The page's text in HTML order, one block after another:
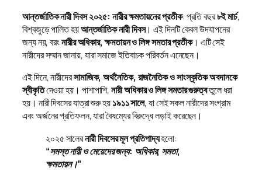
আন্তর্জাতিক নারী দিবস ২০২৫: নারীর ক্ষমতায়নের প্রতীক: প্রতি বছর৮ই মার্চ,
বিশ্বজুড়ে পালিত হয়আন্তর্জাতিক নারী দিবস। এই দিনটি কেবল উদযাপনের
জন্য নয়, বরংনারীর অধিকার, ক্ষমতায়ন ও লিঙ্গ সমতার প্রতীক। এটি সেই
নারীদের সম্মান জানায়, যারা সমাজে ইতিবাচক পরিবর্তন এনেছেন।
এই দিনে, নারীদেরসামাজিক, অর্থনৈতিক, রাজনৈতিক ও সাংস্কৃতিক অবদানকে
স্বীকৃতিদেওয়া হয়। পাশাপাশি,নারী অধিকার ও লিঙ্গ সমতার গুরুত্বতুলে ধরা
হয়। নারী দিবসের যাত্রা শুরু হয়১৯১১ সালে, যা সেই সকল নারীদের সংগ্রাম
এবং অর্জনের প্রতিফলন, যারা বৈষম্যের বিরুদ্ধে লড়াই করেছেন।
২০২৫ সালেরনারী দিবসের মূল প্রতিপাদ্যহলো:
“সমস্ত নারী ও মেয়েদের জন্য: অধিকার, সমতা,
ক্ষমতায়ন।”